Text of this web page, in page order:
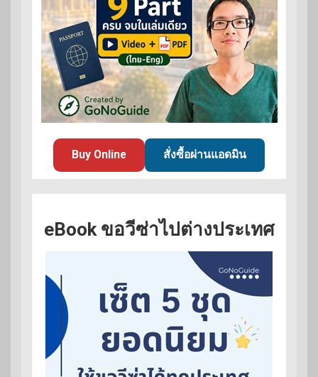
Buy Online สั่งซื้อผ่านแอดมิน
eBook ขอวีซ่าไปต่างประเทศ